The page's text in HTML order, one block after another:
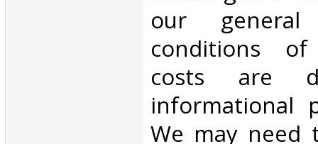
our
conditions of
costs are
informational
We may need